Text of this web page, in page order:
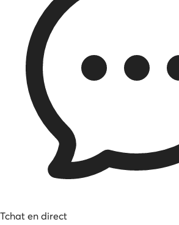
Tchat en direct